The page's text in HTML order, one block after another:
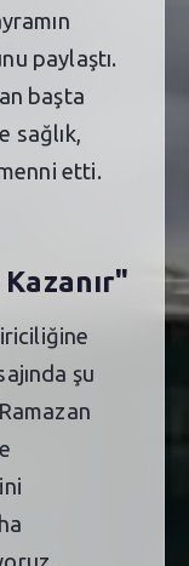
paylaştı.
başta
sağlık,
etti.
şu